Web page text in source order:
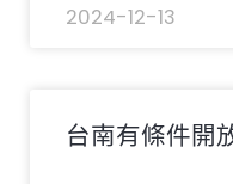
2024-12-13
台南有條件開